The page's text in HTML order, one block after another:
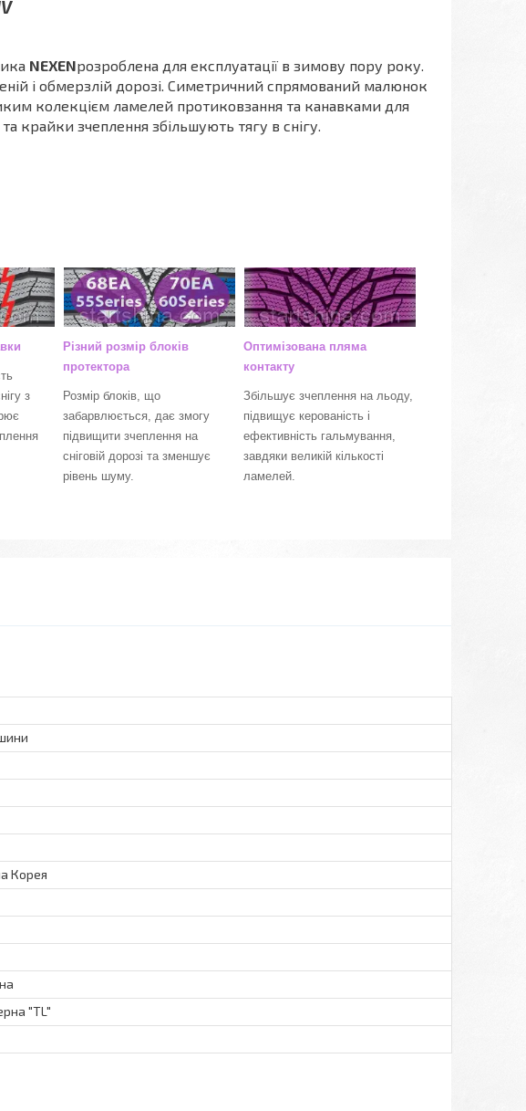
NEXENрозроблена для експлуатації в зимову пору року.
і обмерзлій дорозі. Симетричний спрямований малюнок
колекцієм ламелей протиковзання та канавками для
крайки зчеплення збільшують тягу в снігу.
з
Різний розмір блоків
протектора
Розмір блоків, що
забарвлюється, дає змогу
підвищити зчеплення на
сніговій дорозі та зменшує
рівень шуму.
Оптимізована пляма
контакту
Збільшує зчеплення на льоду,
підвищує керованість і
ефективність гальмування,
завдяки великій кількості
ламелей.
Корея
"TL"